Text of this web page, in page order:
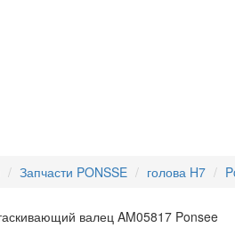
Запчасти PONSSE голова H7